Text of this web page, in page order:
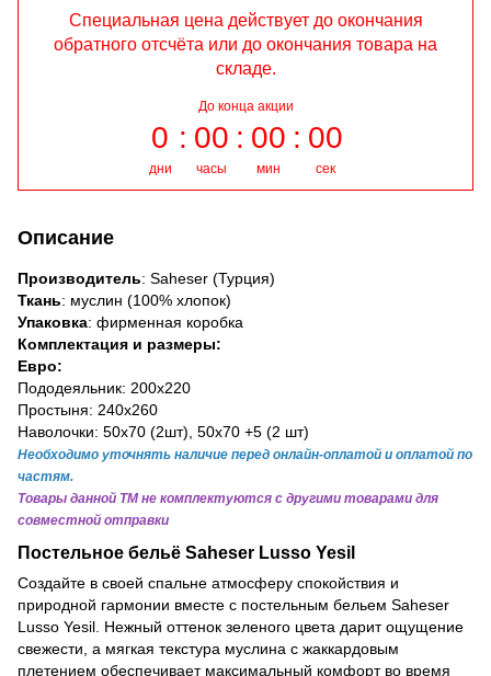
Специальная цена действует до окончания
обратного отсчёта или до окончания товара на
складе.
До конца акции
0
дни
00
часы
00
мин
00
сек
Описание
Производитель: Saheser (Турция)
Ткань: муслин (100% хлопок)
Упаковка: фирменная коробка
Комплектация и размеры:
Евро:
Пододеяльник: 200х220
Простыня: 240х260
Наволочки: 50х70 (2шт), 50х70 +5 (2 шт)
Необходимо уточнять наличие перед онлайн-оплатой и оплатой по
частям.
Товары данной ТМ не комплектуются с другими товарами для
совместной отправки
Постельное бельё Saheser Lusso Yesil
Создайте в своей спальне атмосферу спокойствия и
природной гармонии вместе с постельным бельем Saheser
Lusso Yesil. Нежный оттенок зеленого цвета дарит ощущение
свежести, а мягкая текстура муслина с жаккардовым
плетением обеспечивает максимальный комфорт во время